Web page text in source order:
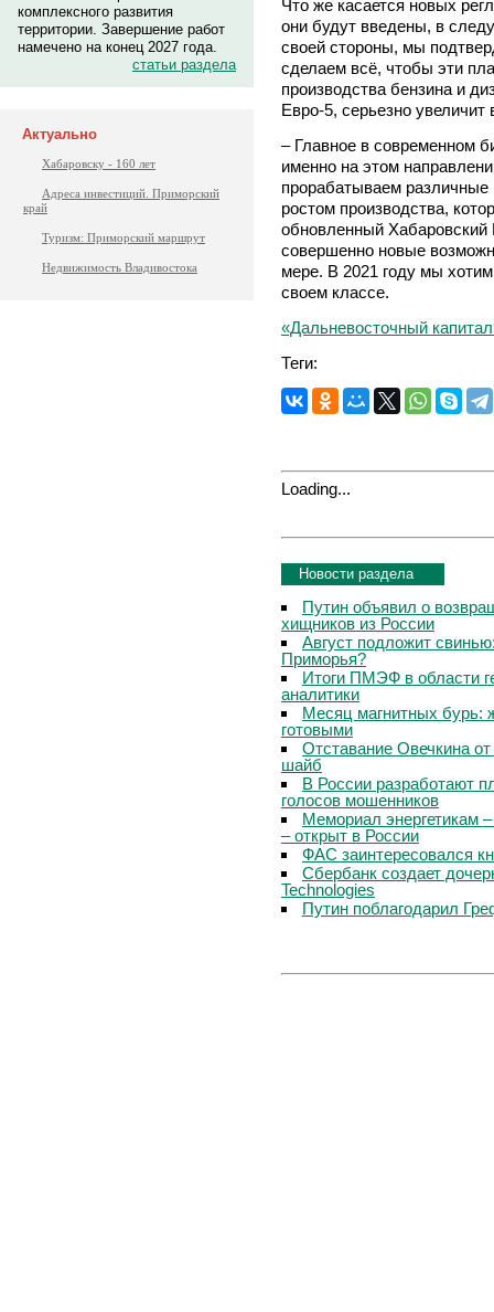
комплексного развития
территории. Завершение работ
намечено на конец 2027 года.
статьи раздела
Актуально
Хабаровску - 160 лет
Адреса инвестиций. Приморский
край
Туризм: Приморский маршрут
Недвижимость Владивостока
Что же касается новых
они будут введены, в
своей стороны, мы
сделаем всё, чтобы эти
производства бензина и
Евро-5, серьезно
– Главное в современном
именно на этом
прорабатываем
ростом производства,
обновленный
совершенно новые
мере. В 2021 году мы
своем классе.
«Дальневосточный
Теги:
Loading...
Новости раздела
Путин объявил о
хищников из России
Август подложит
Приморья?
Итоги ПМЭФ в области
аналитики
Месяц магнитных бурь:
готовыми
Отставание Овечкина
шайб
В России разработают
голосов мошенников
Мемориал энергетикам
– открыт в России
ФАС заинтересовался
Сбербанк создает
Technologies
Путин поблагодарил